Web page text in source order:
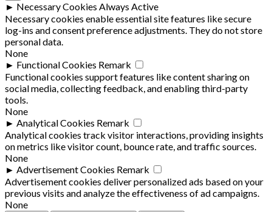
► Necessary Cookies Always Active
Necessary cookies enable essential site features like secure
log-ins and consent preference adjustments. They do not store
personal data.
None
► Functional Cookies Remark
Functional cookies support features like content sharing on
social media, collecting feedback, and enabling third-party
tools.
None
► Analytical Cookies Remark
Analytical cookies track visitor interactions, providing insights
on metrics like visitor count, bounce rate, and traffic sources.
None
► Advertisement Cookies Remark
Advertisement cookies deliver personalized ads based on your
previous visits and analyze the effectiveness of ad campaigns.
None